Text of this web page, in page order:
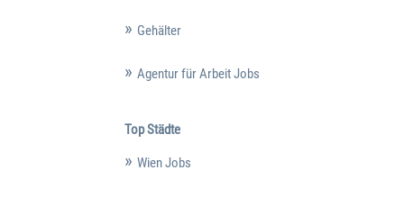
Gehälter
Agentur für Arbeit Jobs
Top Städte
Wien Jobs